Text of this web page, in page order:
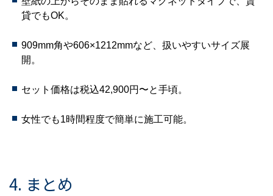
貸でもOK。
909mm角や606×1212mmなど、扱いやすいサイズ展
開。
セット価格は税込42,900円〜と手頃。
女性でも1時間程度で簡単に施工可能。
4. まとめ